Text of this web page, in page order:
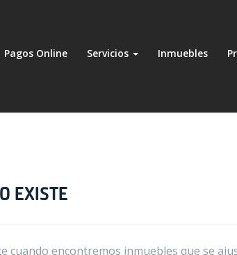
Pagos Online Servicios Inmuebles
EXISTE
cuando encontremos inmuebles que se